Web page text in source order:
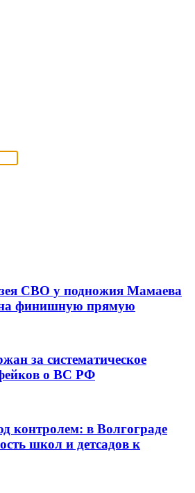
СВО у подножия Мамаева
финишную прямую
за систематическое
о ВС РФ
контролем: в Волгограде
школ и детсадов к